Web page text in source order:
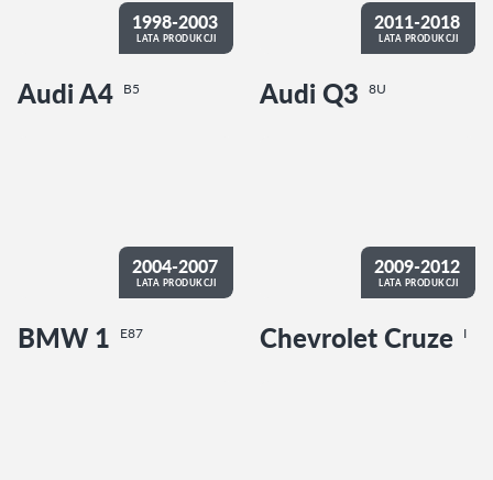
1998-2003
LATA PRODUKCJI
Audi A4 B5
2011-2018
LATA PRODUKCJI
Audi Q3 8U
2004-2007
LATA PRODUKCJI
BMW 1 E87
2009-2012
LATA PRODUKCJI
Chevrolet Cruze I